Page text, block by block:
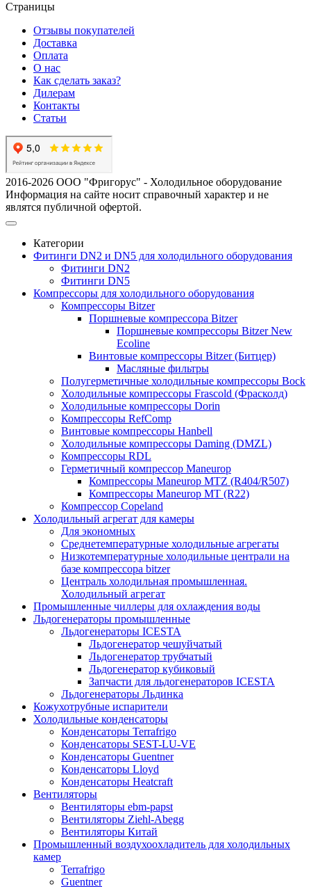
Страницы
Отзывы покупателей
Доставка
Оплата
О нас
Как сделать заказ?
Дилерам
Контакты
Статьи
2016-2026 ООО "Фригорус" - Холодильное оборудование
Информация на сайте носит справочный характер и не
являтся публичной офертой.
Категории
Фитинги DN2 и DN5 для холодильного оборудования
Фитинги DN2
Фитинги DN5
Компрессоры для холодильного оборудования
Компрессоры Bitzer
Поршневые компрессора Bitzer
Поршневые компрессоры Bitzer New
Ecoline
Винтовые компрессоры Bitzer (Битцер)
Масляные фильтры
Полугерметичные холодильные компрессоры Bock
Холодильные компрессоры Frascold (Фрасколд)
Холодильные компрессоры Dorin
Компрессоры RefComp
Винтовые компрессоры Hanbell
Холодильные компрессоры Daming (DMZL)
Компрессоры RDL
Герметичный компрессор Maneurop
Компрессоры Maneurop MTZ (R404/R507)
Компрессоры Maneurop MT (R22)
Компрессор Copeland
Холодильный агрегат для камеры
Для экономных
Среднетемпературные холодильные агрегаты
Низкотемпературные холодильные централи на
базе компрессора bitzer
Централь холодильная промышленная.
Холодильный агрегат
Промышленные чиллеры для охлаждения воды
Льдогенераторы промышленные
Льдогенераторы ICESTA
Льдогенератор чешуйчатый
Льдогенератор трубчатый
Льдогенератор кубиковый
Запчасти для льдогенераторов ICESTA
Льдогенераторы Льдинка
Кожухотрубные испарители
Холодильные конденсаторы
Конденсаторы Terrafrigo
Конденсаторы SEST-LU-VE
Конденсаторы Guentner
Конденсаторы Lloyd
Конденсаторы Heatcraft
Вентиляторы
Вентиляторы ebm-papst
Вентиляторы Ziehl-Abegg
Вентиляторы Китай
Промышленный воздухоохладитель для холодильных
камер
Terrafrigo
Guentner